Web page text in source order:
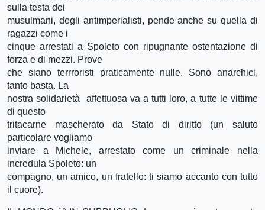
sulla testa dei
musulmani, degli antimperialisti, pende anche su quella di
ragazzi come i
cinque arrestati a Spoleto con ripugnante ostentazione di
forza e di mezzi. Prove
che siano terrroristi praticamente nulle. Sono anarchici,
tanto basta. La
nostra solidarietà affettuosa va a tutti loro, a tutte le vittime
di questo
tritacarne mascherato da Stato di diritto (un saluto
particolare vogliamo
inviare a Michele, arrestato come un criminale nella
incredula Spoleto: un
compagno, un amico, un fratello: ti siamo accanto con tutto
il cuore).